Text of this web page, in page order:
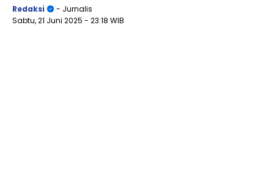
Redaksi
- Jurnalis
Sabtu, 21 Juni 2025 - 23:18 WIB